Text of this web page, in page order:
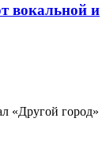
вокальной и
«Другой город»